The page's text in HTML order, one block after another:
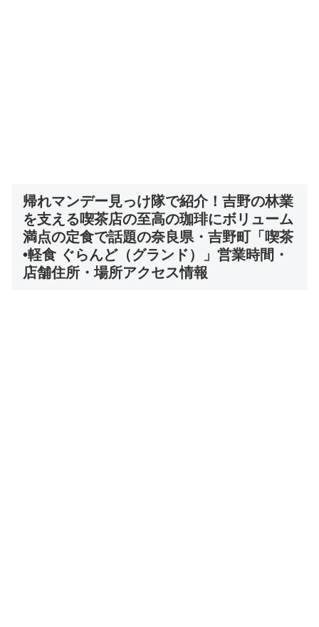
帰れマンデー 見っけ隊で紹介！ 吉野の林業
を支える喫茶店の至高の珈琲にボリューム
満点の定食で話題の奈良県・吉野町「喫茶
•軽食 ぐらんど（グランド）」 営業時間・
店舗住所・場所アクセス情報